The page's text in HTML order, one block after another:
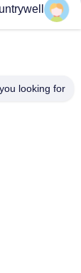
looking for?